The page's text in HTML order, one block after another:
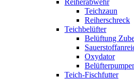
Reiherabwehr
Teichzaun
Reiherschreck
Teichbelüfter
Belüftung
Oxydator
Teich-Fischfutter